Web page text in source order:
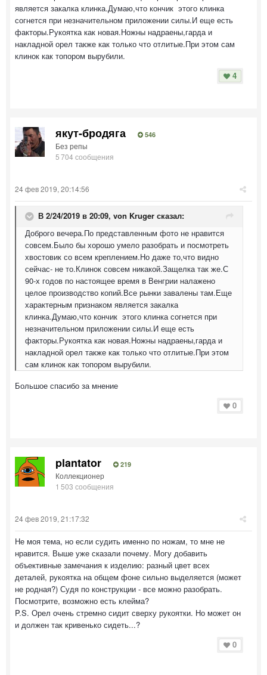
является закалка клинка.Думаю,что кончик этого клинка
согнется при незначительном приложении силы.И еще есть
факторы.Рукоятка как новая.Ножны надраены,гарда и
накладной орел также как только что отлитые.При этом сам
клинок как топором вырубили.
4
якут-бродяга 546
Без репы
5 704 сообщения
24 фев 2019, 20:14:56
В 2/24/2019 в 20:09, von Kruger сказал:
Доброго вечера.По представленным фото не нравится
совсем.Было бы хорошо умело разобрать и посмотреть
хвостовик со всем креплением.Но даже то,что видно
сейчас- не то.Клинок совсем никакой.Защелка так же.С
90-х годов по настоящее время в Венгрии налажено
целое производство копий.Все рынки завалены там.Еще
характерным признаком является закалка
клинка.Думаю,что кончик этого клинка согнется при
незначительном приложении силы.И еще есть
факторы.Рукоятка как новая.Ножны надраены,гарда и
накладной орел также как только что отлитые.При этом
сам клинок как топором вырубили.
Большое спасибо за мнение
0
plantator 219
Коллекционер
1 503 сообщения
24 фев 2019, 21:17:32
Не моя тема, но если судить именно по ножам, то мне не
нравится. Выше уже сказали почему. Могу добавить
объективные замечания к изделию: разный цвет всех
деталей, рукоятка на общем фоне сильно выделяется (может
не родная?) Судя по конструкции - все можно разобрать.
Посмотрите, возможно есть клейма?
P.S. Орел очень стремно сидит сверху рукоятки. Но может он
и должен так кривенько сидеть...?
0